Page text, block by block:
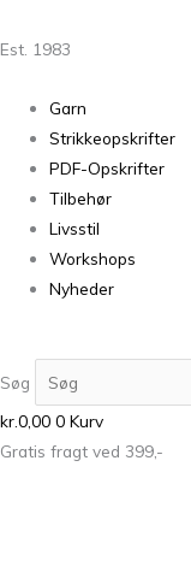
Est. 1983
Garn
Strikkeopskrifter
PDF-Opskrifter
Tilbehør
Livsstil
Workshops
Nyheder
Søg
kr.0,00 0 Kurv
Gratis fragt ved 399,-